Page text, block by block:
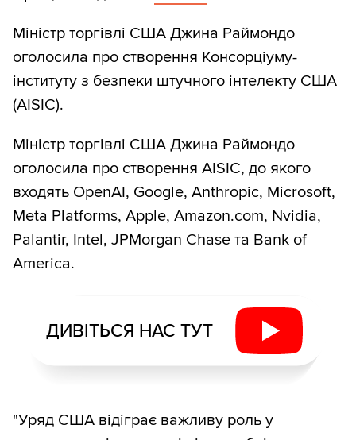
Міністр торгівлі США Джина Раймондо
оголосила про створення Консорціуму-
інституту з безпеки штучного інтелекту США
(AISIC).
Міністр торгівлі США Джина Раймондо
оголосила про створення AISIC, до якого
входять OpenAI, Google, Anthropic, Microsoft,
Meta Platforms, Apple, Amazon.com, Nvidia,
Palantir, Intel, JPMorgan Chase та Bank of
America.
ДИВІТЬСЯ НАС ТУТ
"Уряд США відіграє важливу роль у